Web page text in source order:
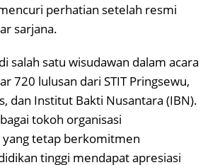
perhatian setelah resmi
sarjana.
salah satu wisudawan dalam acara
720 lulusan dari STIT Pringsewu,
dan Institut Bakti Nusantara (IBN).
tokoh organisasi
tetap berkomitmen
tinggi mendapat apresiasi